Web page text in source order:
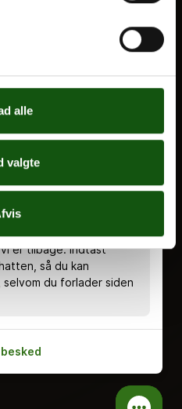
alle
valgte
kan stadig skrive en
er tilbage. Indtast
så du kan
du forlader siden